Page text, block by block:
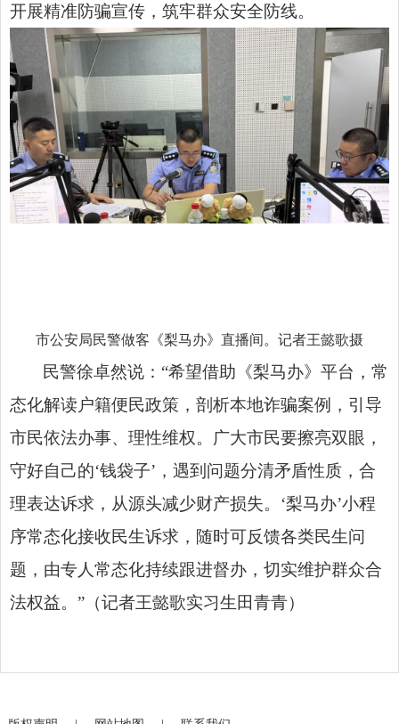
开展精准防骗宣传，筑牢群众安全防线。
市公安局民警做客《梨马办》直播间。记者王懿歌摄
民警徐卓然说：“希望借助《梨马办》平台，常
态化解读户籍便民政策，剖析本地诈骗案例，引导
市民依法办事、理性维权。广大市民要擦亮双眼，
守好自己的‘钱袋子’，遇到问题分清矛盾性质，合
理表达诉求，从源头减少财产损失。‘梨马办’小程
序常态化接收民生诉求，随时可反馈各类民生问
题，由专人常态化持续跟进督办，切实维护群众合
法权益。”（记者王懿歌实习生田青青）